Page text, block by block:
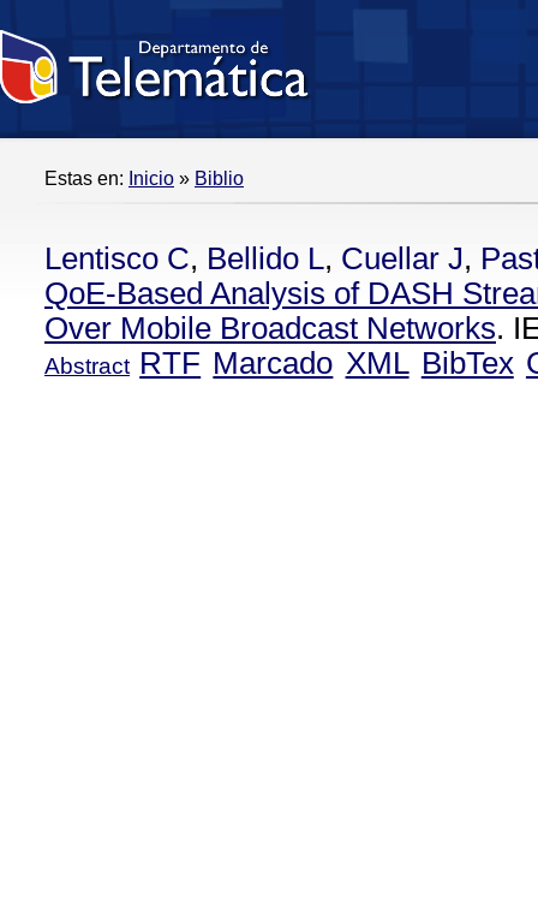
Estas en: Inicio » Biblio
Lentisco C, Bellido L, Cuellar J,
QoE-Based Analysis of DASH
Over Mobile Broadcast Networks.
Abstract RTF Marcado XML BibTex